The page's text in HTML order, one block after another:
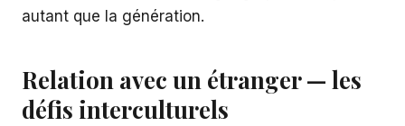
autant que la génération.
Relation avec un étranger — les
défis interculturels